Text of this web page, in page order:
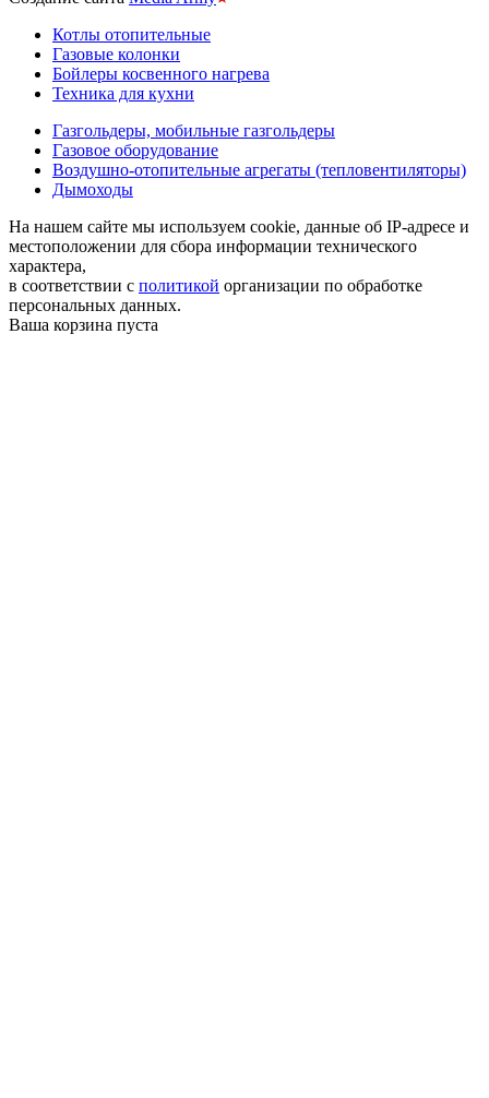
Котлы отопительные
Газовые колонки
Бойлеры косвенного нагрева
Техника для кухни
Газгольдеры, мобильные газгольдеры
Газовое оборудование
Воздушно-отопительные агрегаты (тепловентиляторы)
Дымоходы
На нашем сайте мы используем cookie, данные об IP-адресе и
местоположении для сбора информации технического
характера,
в соответствии с политикой организации по обработке
персональных данных.
Ваша корзина пуста